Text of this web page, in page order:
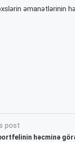
əmanətlərinin
post
həcminə